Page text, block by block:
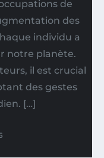
de
des
individu a
notre planète.
il est crucial
des gestes
[…]